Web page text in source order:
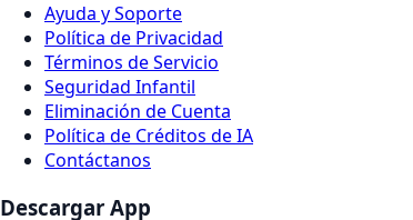
Ayuda y Soporte
Política de Privacidad
Términos de Servicio
Seguridad Infantil
Eliminación de Cuenta
Política de Créditos de IA
Contáctanos
Descargar App